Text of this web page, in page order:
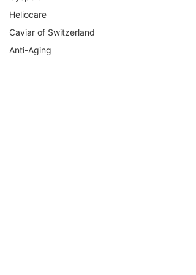
Heliocare
Caviar of Switzerland
Anti-Aging